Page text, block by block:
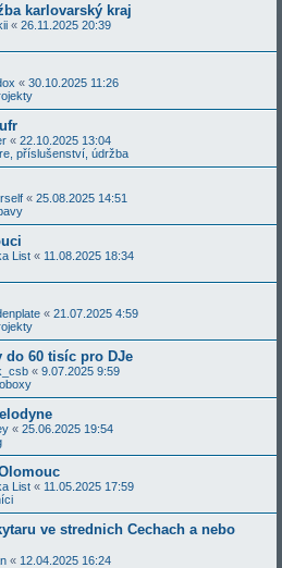
karlovarský kraj
« 26.11.2025 20:39
« 30.10.2025 11:26
« 22.10.2025 13:04
příslušenství, údržba
« 25.08.2025 14:51
List « 11.08.2025 18:34
« 21.07.2025 4:59
do 60 tisíc pro DJe
« 9.07.2025 9:59
« 25.06.2025 19:54
List « 11.05.2025 17:59
ve strednich Cechach a nebo
« 12.04.2025 16:24